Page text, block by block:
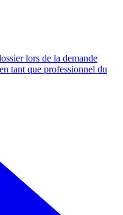
lors de la demande
tant que professionnel du